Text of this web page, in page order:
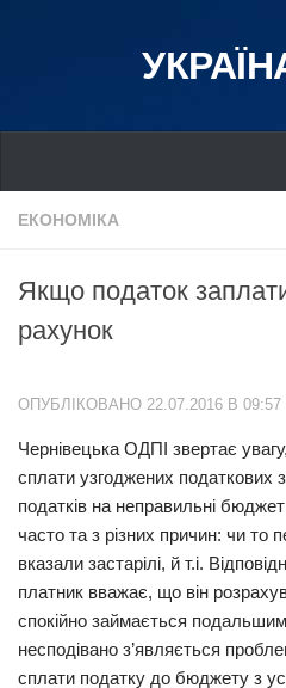
Україна
Дніпро
Львів
Харків
Донбас
Одеса
Схід
Прикарпаття
Економіка
Політика
ЕКОНОМІКА
Якщо податок
рахунок
ОПУБЛІКОВАНО 22.07.2016 В 09:57
Чернівецька ОДПІ звертає
сплати узгоджених податкових
податків на неправильні
часто та з різних причин: чи то
вказали застарілі, й т.і.
платник вважає, що він
спокійно займається
несподівано з’являється
сплати податку до бюджету з